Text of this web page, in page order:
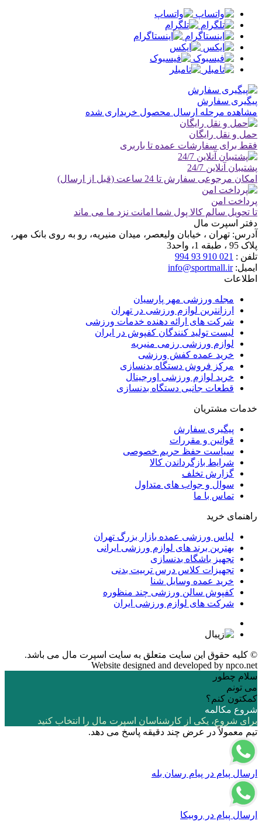
پیگیری سفارش
مشاهده مرحله ارسال محصول خریداری شده
حمل و نقل رایگان
فقط برای سفارشات عمده تا باربری
پشتیبان آنلاین 24/7
امکان مرجوعی سفارش تا 24 ساعت (قبل از ارسال)
پرداخت امن
تا تحویل سالم کالا پول شما امانت نزد ما می ماند
دفتر اسپرت مال
آدرس: تهران ، خیابان ولیعصر، میدان منیریه، رو به روی بانک مهر،
پلاک 95 ، طبقه 1، واحد3
تلفن : 021 910 93 994
ایمیل:info@sportmall.ir
اطلاعات
مجله ورزشی مهر پارسیان
ارزانترین لوازم ورزشی در تهران
شرکت های ارائه دهنده خدمات ورزشی
لیست تولید کنندگان کفپوش در ایران
لوازم ورزشی رزمی منیریه
خرید عمده کفش ورزشی
مرکز فروش دستگاه بدنسازی
خرید لوازم ورزشی اورجینال
قطعات جانبی دستگاه بدنسازی
خدمات مشتریان
پیگیری سفارش
قوانین و مقررات
سیاست حفظ حریم خصوصی
شرایط بازگرداندن کالا
گزارش تخلف
سوال و جواب های متداول
تماس با ما
راهنمای خرید
لباس ورزشی عمده بازار بزرگ تهران
بهترین برند های لوازم ورزشی ایرانی
تجهیز باشگاه بدنسازی
تجهیزات کلاس درس تربیت بدنی
خرید عمده وسایل شنا
کفپوش سالن ورزشی چند منظوره
شرکت های لوازم ورزشی ایران
© کلیه حقوق این سایت متعلق به سایت اسپرت مال می باشد.
Website designed and developed by npco.net
سلام چطور
می تونم
کمکتون کنم؟
شروع مکالمه
برای شروع، یکی از کارشناسان اسپرت مال را انتخاب کنید
تیم معمولاً در عرض چند دقیقه پاسخ می دهد.
ارسال پیام در پیام رسان بله
ارسال پیام در روبیکا